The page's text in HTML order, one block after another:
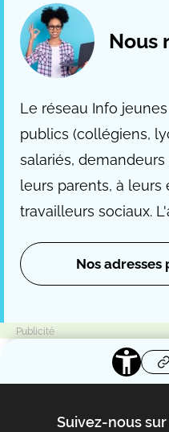
Nous
Le réseau Info
publics (collégiens,
salariés, demandeurs
leurs parents, à
travailleurs sociaux.
Nos
Suivez-nous